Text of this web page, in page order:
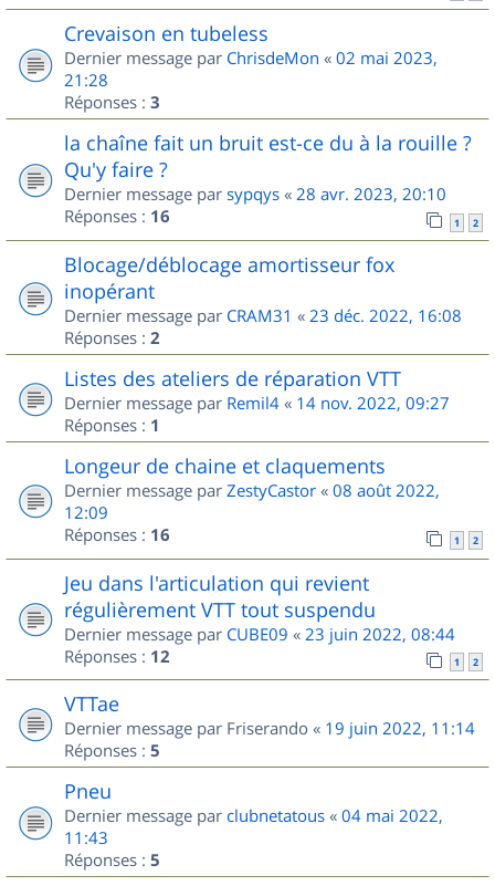
Crevaison en tubeless
Dernier message par ChrisdeMon « 02 mai 2023,
21:28
Réponses : 3
la chaîne fait un bruit est-ce du à la rouille ?
Qu'y faire ?
Dernier message par sypqys « 28 avr. 2023, 20:10
Réponses : 16 1 2
Blocage/déblocage amortisseur fox
inopérant
Dernier message par CRAM31 « 23 déc. 2022, 16:08
Réponses : 2
Listes des ateliers de réparation VTT
Dernier message par Remil4 « 14 nov. 2022, 09:27
Réponses : 1
Longeur de chaine et claquements
Dernier message par ZestyCastor « 08 août 2022,
12:09
Réponses : 16 1 2
Jeu dans l'articulation qui revient
régulièrement VTT tout suspendu
Dernier message par CUBE09 « 23 juin 2022, 08:44
Réponses : 12 1 2
VTTae
Dernier message par Friserando « 19 juin 2022, 11:14
Réponses : 5
Pneu
Dernier message par clubnetatous « 04 mai 2022,
11:43
Réponses : 5